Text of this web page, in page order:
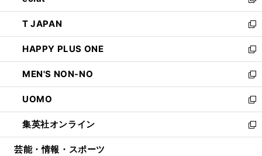
開
く
ウ
で
開
く
ン
ド
ウ
で
開
く
ウ
ィ
ン
ド
ウ
で
開
く
し
い
ウ
ィ
ン
ド
ウ
で
開
く
T JAPAN
新
し
い
ウ
ィ
ン
ド
ウ
で
開
HAPPY PLUS ONE
新
し
い
ウ
ィ
ン
ド
ウ
MEN'S NON-NO
新
し
い
ウ
ィ
ン
UOMO
新
し
い
ウ
集英社オンライン
新
し
芸能・情報・スポーツ